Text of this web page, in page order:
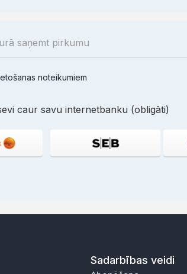
noteikumiem
caur savu internetbanku (obligāti)
Sadarbības veidi